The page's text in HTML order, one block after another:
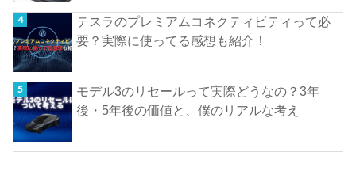
テスラのプレミアムコネクティビティって必
要？実際に使ってる感想も紹介！
モデル3のリセールって実際どうなの？3年
後・5年後の価値と、僕のリアルな考え